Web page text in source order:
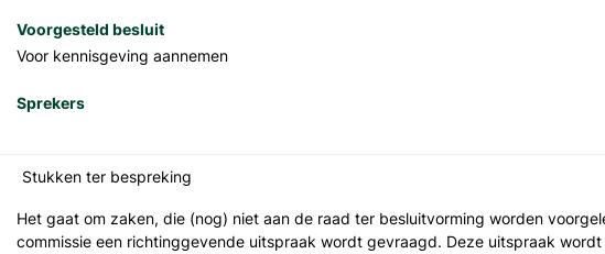
Voorgesteld besluit
Voor kennisgeving aannemen
Sprekers
Stukken ter bespreking
Het gaat om zaken, die (nog) niet aan de raad ter besluitvorming worden
commissie een richtinggevende uitspraak wordt gevraagd. Deze uitspraak